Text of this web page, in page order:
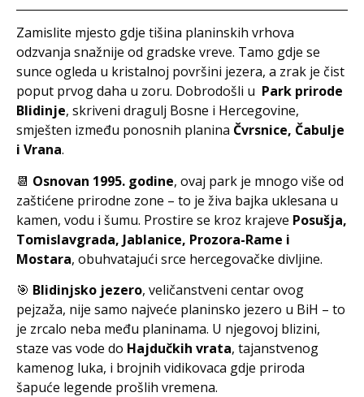
Zamislite mjesto gdje tišina planinskih vrhova
odzvanja snažnije od gradske vreve. Tamo gdje se
sunce ogleda u kristalnoj površini jezera, a zrak je čist
poput prvog daha u zoru. Dobrodošli u Park prirode
Blidinje, skriveni dragulj Bosne i Hercegovine,
smješten između ponosnih planina Čvrsnice, Čabulje
i Vrana.
📆 Osnovan 1995. godine, ovaj park je mnogo više od
zaštićene prirodne zone – to je živa bajka uklesana u
kamen, vodu i šumu. Prostire se kroz krajeve Posušja,
Tomislavgrada, Jablanice, Prozora-Rame i
Mostara, obuhvatajući srce hercegovačke divljine.
🎯 Blidinjsko jezero, veličanstveni centar ovog
pejzaža, nije samo najveće planinsko jezero u BiH – to
je zrcalo neba među planinama. U njegovoj blizini,
staze vas vode do Hajdučkih vrata, tajanstvenog
kamenog luka, i brojnih vidikovaca gdje priroda
šapuće legende prošlih vremena.